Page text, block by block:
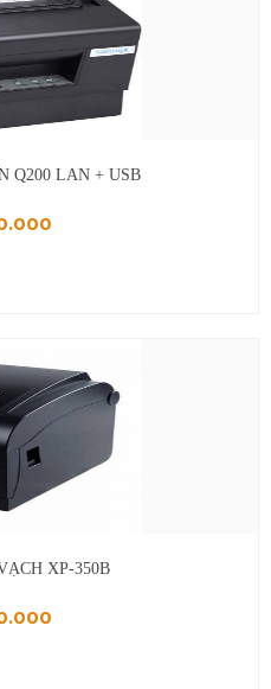
Q200 LAN + USB
XP-350B